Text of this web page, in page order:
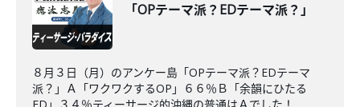
「OPテーマ派？EDテーマ派？」
８月３日（月）のアンケー島「OPテーマ派？EDテーマ
派？」Ａ「ワクワクするOP」６６％Ｂ「余韻にひたる